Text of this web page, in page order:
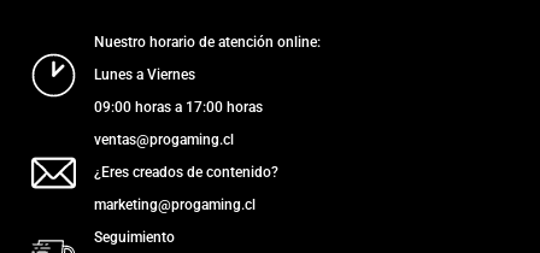
Nuestro horario de atención online:
Lunes a Viernes
09:00 horas a 17:00 horas
ventas@progaming.cl
¿Eres creados de contenido?
marketing@progaming.cl
Seguimiento